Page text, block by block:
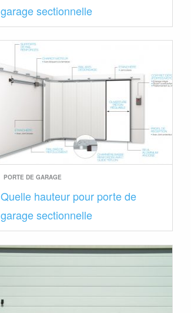
garage sectionnelle
PORTE DE GARAGE
Quelle hauteur pour porte de
garage sectionnelle